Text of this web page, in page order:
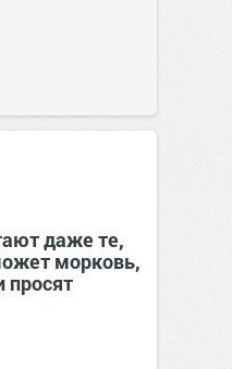
даже те,
морковь,
просят